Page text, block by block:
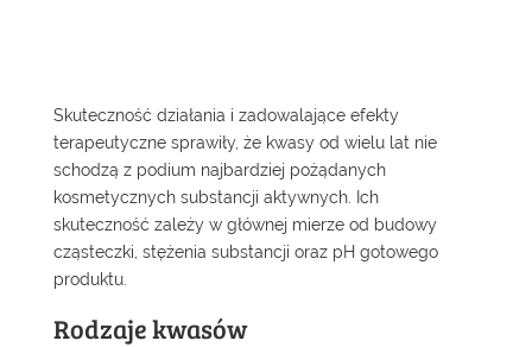
Skuteczność działania i zadowalające efekty
terapeutyczne sprawiły, że kwasy od wielu lat nie
schodzą z podium najbardziej pożądanych
kosmetycznych substancji aktywnych. Ich
skuteczność zależy w głównej mierze od budowy
cząsteczki, stężenia substancji oraz pH gotowego
produktu.
Rodzaje kwasów